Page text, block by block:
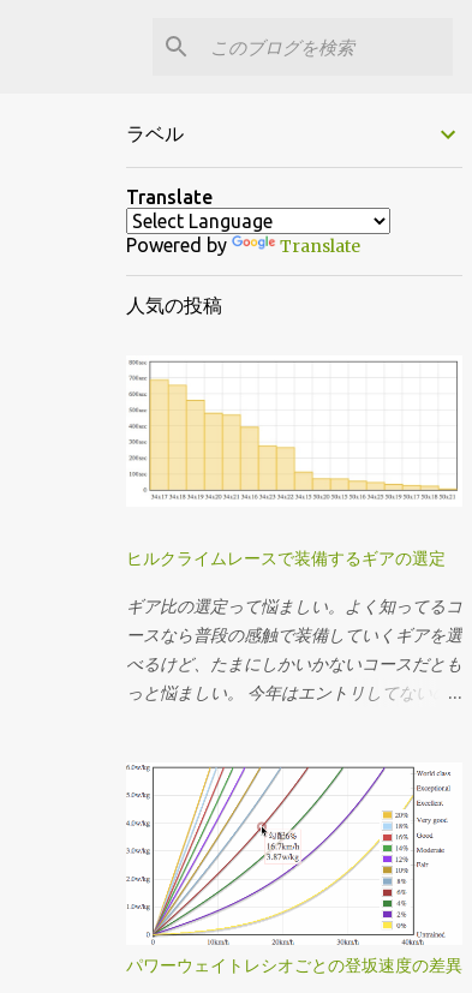
ラベル
Translate
Powered by Translate
人気の投稿
ヒルクライムレースで装備するギアの選定
ギア比の選定って悩ましい。よく知ってるコ
ースなら普段の感触で装備していくギアを選
べるけど、たまにしかいかないコースだとも
っと悩ましい。 今年はエントリしてないの
のログの速度とケイデンスから使用したギア
を推定してその分布を見たらこんな感じだっ
た。タイムは1時間13分24秒。 全体の平均
ケイデンスは83rpm。殆どの場面で34x17〜
22で回してたことになるか。記憶の範囲で
は丁度良い装備だったなという感想。結局
34x25Tは使ってなくて、最後の緩斜面は
37km/hぐらいまで速度が伸びたけど50x15T
パワーウェイトレシオごとの登坂速度の差異